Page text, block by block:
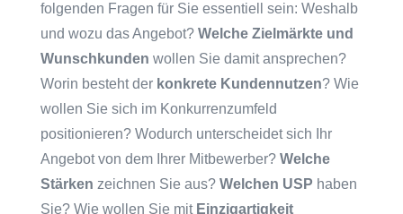
folgenden Fragen für Sie essentiell sein: Weshalb
und wozu das Angebot? Welche Zielmärkte und
Wunschkunden wollen Sie damit ansprechen?
Worin besteht der konkrete Kundennutzen? Wie
wollen Sie sich im Konkurrenzumfeld
positionieren? Wodurch unterscheidet sich Ihr
Angebot von dem Ihrer Mitbewerber? Welche
Stärken zeichnen Sie aus? Welchen USP haben
Sie? Wie wollen Sie mit Einzigartigkeit